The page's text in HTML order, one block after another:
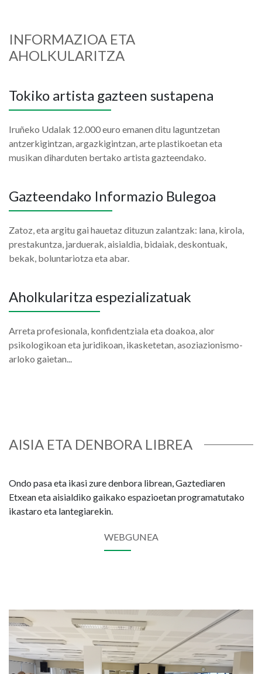
INFORMAZIOA ETA
AHOLKULARITZA
Tokiko artista gazteen sustapena
Iruñeko Udalak 12.000 euro emanen ditu laguntzetan
antzerkigintzan, argazkigintzan, arte plastikoetan eta
musikan diharduten bertako artista gazteendako.
Gazteendako Informazio Bulegoa
Zatoz, eta argitu gai hauetaz dituzun zalantzak: lana, kirola,
prestakuntza, jarduerak, aisialdia, bidaiak, deskontuak,
bekak, boluntariotza eta abar.
Aholkularitza espezializatuak
Arreta profesionala, konfidentziala eta doakoa, alor
psikologikoan eta juridikoan, ikasketetan, asoziazionismo-
arloko gaietan...
AISIA ETA DENBORA LIBREA
Ondo pasa eta ikasi zure denbora librean, Gaztediaren
Etxean eta aisialdiko gaikako espazioetan programatutako
ikastaro eta lantegiarekin.
WEBGUNEA
Irudia